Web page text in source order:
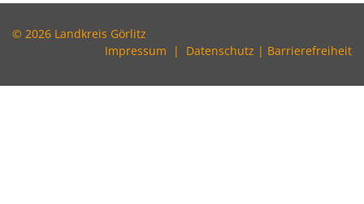
© 2026 Landkreis Görlitz
Impressum | Datenschutz | Barrierefreiheit